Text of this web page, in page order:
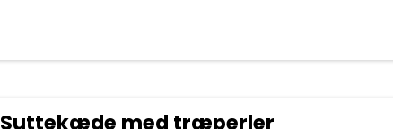
Suttekæde med træperler